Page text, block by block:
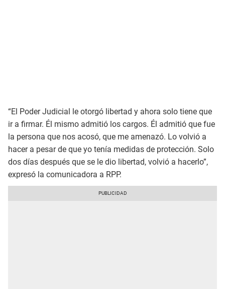
“El Poder Judicial le otorgó libertad y ahora solo tiene que
ir a firmar. Él mismo admitió los cargos. Él admitió que fue
la persona que nos acosó, que me amenazó. Lo volvió a
hacer a pesar de que yo tenía medidas de protección. Solo
dos días después que se le dio libertad, volvió a hacerlo”,
expresó la comunicadora a RPP.